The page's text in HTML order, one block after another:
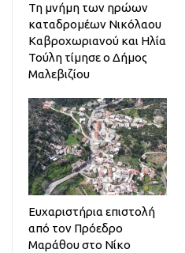
Τη μνήμη των ηρώων
καταδρομέων Νικόλαου
Καβροχωριανού και Ηλία
Τούλη τίμησε ο Δήμος
Μαλεβιζίου
Ευχαριστήρια επιστολή
από τον Πρόεδρο
Μαράθου στο Νίκο